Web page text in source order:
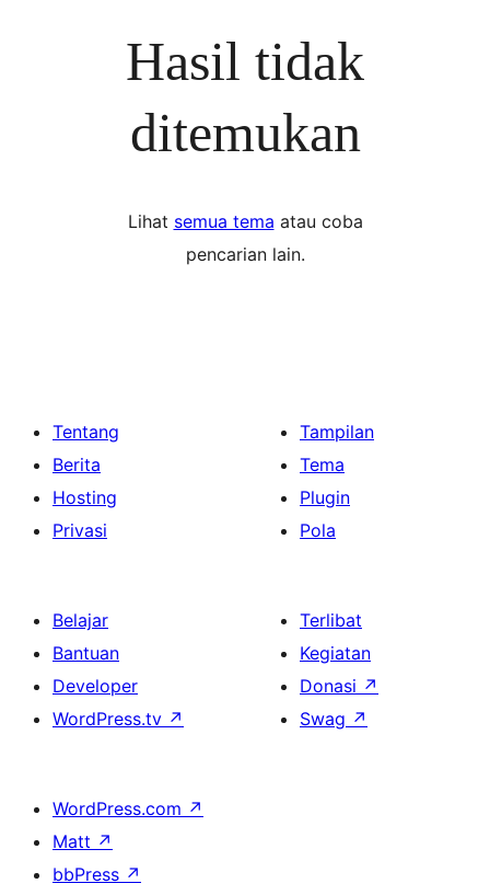
Hasil tidak
ditemukan
Lihat semua tema atau coba
pencarian lain.
Tentang
Berita
Hosting
Privasi
Tampilan
Tema
Plugin
Pola
Belajar
Bantuan
Developer
WordPress.tv ↗
Terlibat
Kegiatan
Donasi ↗
Swag ↗
WordPress.com ↗
Matt ↗
bbPress ↗